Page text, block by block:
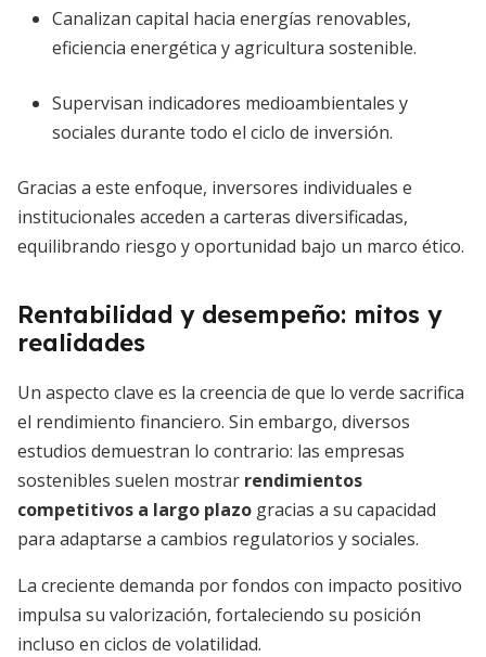
Canalizan capital hacia energías renovables,
eficiencia energética y agricultura sostenible.
Supervisan indicadores medioambientales y
sociales durante todo el ciclo de inversión.
Gracias a este enfoque, inversores individuales e
institucionales acceden a carteras diversificadas,
equilibrando riesgo y oportunidad bajo un marco ético.
Rentabilidad y desempeño: mitos y
realidades
Un aspecto clave es la creencia de que lo verde sacrifica
el rendimiento financiero. Sin embargo, diversos
estudios demuestran lo contrario: las empresas
sostenibles suelen mostrar rendimientos
competitivos a largo plazo gracias a su capacidad
para adaptarse a cambios regulatorios y sociales.
La creciente demanda por fondos con impacto positivo
impulsa su valorización, fortaleciendo su posición
incluso en ciclos de volatilidad.